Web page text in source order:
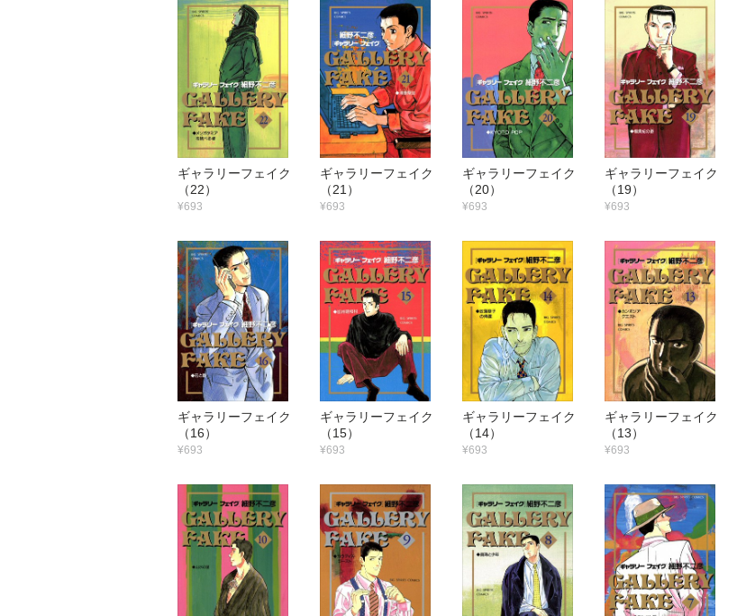
ギャラリーフェイク
（22）
¥693
ギャラリーフェイク
（21）
¥693
ギャラリーフェイク
（20）
¥693
ギャラリーフェイク
（19）
¥693
ギャラリーフェイク
（16）
¥693
ギャラリーフェイク
（15）
¥693
ギャラリーフェイク
（14）
¥693
ギャラリーフェイク
（13）
¥693